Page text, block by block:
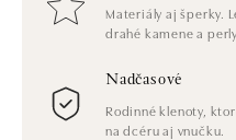
Materiály aj šperky.
drahé kamene a perly.
Nadčasové
Rodinné klenoty,
na dcéru aj vnučku.